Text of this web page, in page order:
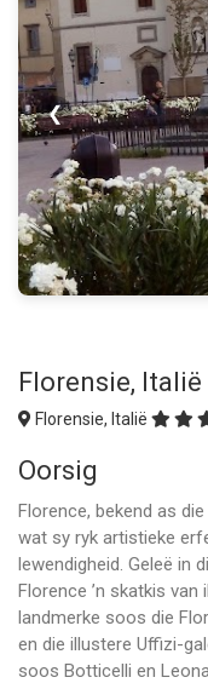
❮
Florensie, Italië
Florensie, Italië
Oorsig
Florence, bekend as
wat sy ryk artistieke
lewendigheid. Geleë in
Florence ’n skatkis
landmerke soos die
en die illustere Uffizi-
soos Botticelli en